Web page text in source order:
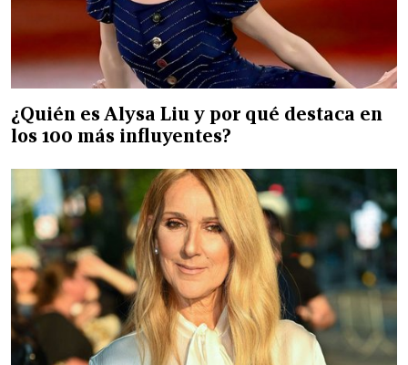
¿Quién es Alysa Liu y por qué destaca en
los 100 más influyentes?